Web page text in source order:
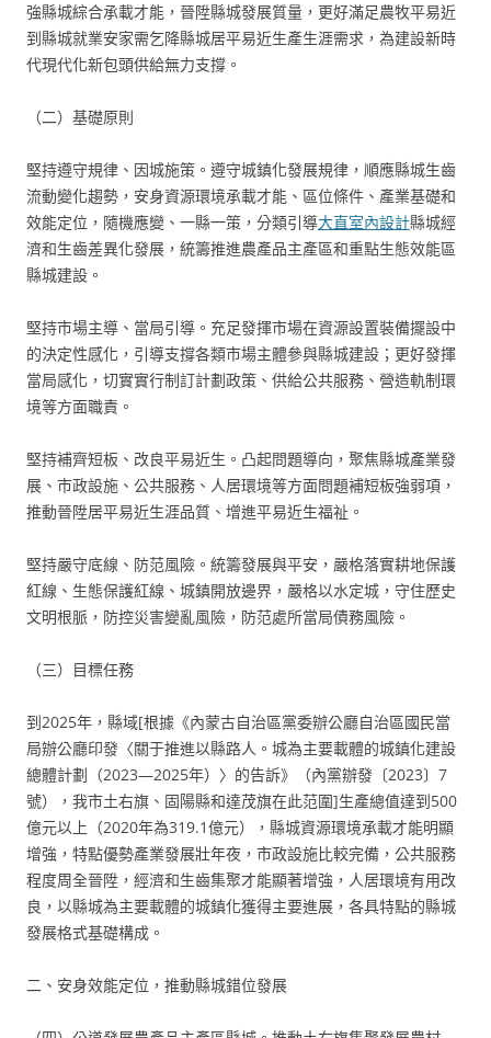
強縣城綜合承載才能，晉陞縣城發展質量，更好滿足農牧平易近
到縣城就業安家需乞降縣城居平易近生產生涯需求，為建設新時
代現代化新包頭供給無力支撐。
（二）基礎原則
堅持遵守規律、因城施策。遵守城鎮化發展規律，順應縣城生齒
流動變化趨勢，安身資源環境承載才能、區位條件、產業基礎和
效能定位，隨機應變、一縣一策，分類引導大直室內設計縣城經
濟和生齒差異化發展，統籌推進農產品主產區和重點生態效能區
縣城建設。
堅持市場主導、當局引導。充足發揮市場在資源設置裝備擺設中
的決定性感化，引導支撐各類市場主體參與縣城建設；更好發揮
當局感化，切實實行制訂計劃政策、供給公共服務、營造軌制環
境等方面職責。
堅持補齊短板、改良平易近生。凸起問題導向，聚焦縣城產業發
展、市政設施、公共服務、人居環境等方面問題補短板強弱項，
推動晉陞居平易近生涯品質、增進平易近生福祉。
堅持嚴守底線、防范風險。統籌發展與平安，嚴格落實耕地保護
紅線、生態保護紅線、城鎮開放邊界，嚴格以水定城，守住歷史
文明根脈，防控災害變亂風險，防范處所當局債務風險。
（三）目標任務
到2025年，縣域[根據《內蒙古自治區黨委辦公廳自治區國民當
局辦公廳印發〈關于推進以縣路人。城為主要載體的城鎮化建設
總體計劃（2023—2025年）〉的告訴》（內黨辦發〔2023〕7
號），我市土右旗、固陽縣和達茂旗在此范圍]生產總值達到500
億元以上（2020年為319.1億元），縣城資源環境承載才能明顯
增強，特點優勢產業發展壯年夜，市政設施比較完備，公共服務
程度周全晉陞，經濟和生齒集聚才能顯著增強，人居環境有用改
良，以縣城為主要載體的城鎮化獲得主要進展，各具特點的縣城
發展格式基礎構成。
二、安身效能定位，推動縣城錯位發展